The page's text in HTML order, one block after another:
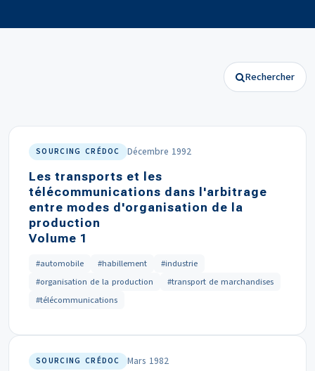
Rechercher
SOURCING CRÉDOC Décembre 1992
Les transports et les
télécommunications dans l'arbitrage
entre modes d'organisation de la
production
Volume 1
#automobile #habillement
#industrie
#organisation de la production
#transport de marchandises
#télécommunications
SOURCING CRÉDOC Mars 1982